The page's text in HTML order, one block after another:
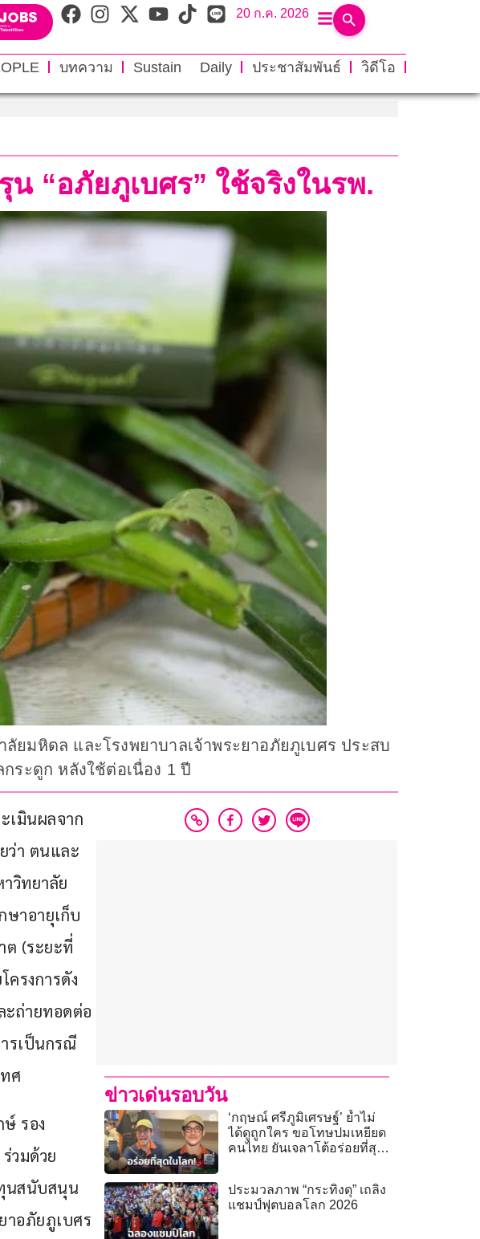
20 ก.ค. 2026
บทความ Sustain Daily ประชาสัมพันธ์
วิดีโอ
“อภัยภูเบศร” ใช้จริงในรพ.
ยมหิดล และโรงพยาบาลเจ้าพระยาอภัยภูเบศร ประสบ
ระดูก หลังใช้ต่อเนื่อง 1 ปี
เมินผลจาก
ว่า ตนและ
วิทยาลัย
ษาอายุเก็บ
ต (ระยะที่
รงการดัง
ะถ่ายทอดต่อ
รเป็นกรณี
ศ
รอง
วมด้วย
นสนับสนุน
าอภัยภูเบศร
ข่าวเด่นรอบวัน
‘กฤษณ์ ศรีภูมิเศรษฐ์’ ย้ำไม่
ได้ดูถูกใคร ขอโทษปมเหยียด
คนไทย ยันเจลาโต้อร่อยที่สุด
ประมวลภาพ “กระทิงดุ” เถลิง
แชมป์ฟุตบอลโลก 2026